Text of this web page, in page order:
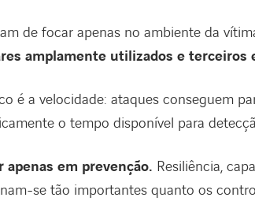
de focar apenas no ambiente da
amplamente utilizados e terceiros
é a velocidade: ataques conseguem
o tempo disponível para
apenas em prevenção. Resiliência,
se tão importantes quanto os